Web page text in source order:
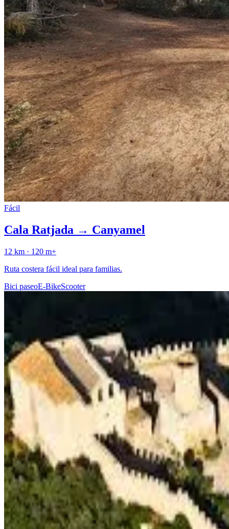
Fácil
Cala Ratjada → Canyamel
12 km · 120 m+
Ruta costera fácil ideal para familias.
Bici paseoE-BikeScooter